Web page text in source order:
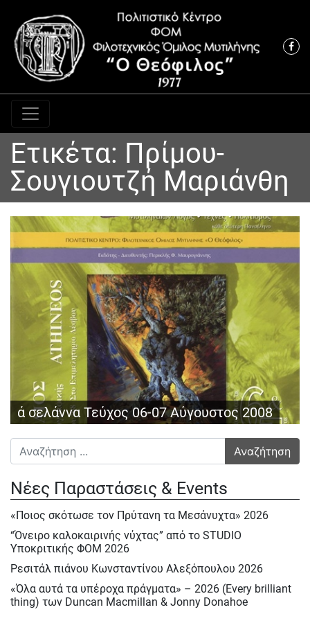
Κύρια πλοήγηση
Ετικέτα: Πρίμου-
Σουγιουτζή Μαριάνθη
ά σελάννα Τεύχος 06-07 Αύγουστος 2008
Αναζήτηση για:
Νέες Παραστάσεις & Events
«Ποιος σκότωσε τον Πρύτανη τα Μεσάνυχτα» 2026
“Όνειρο καλοκαιρινής νύχτας” από το STUDIO
Υποκριτικής ΦΟΜ 2026
Ρεσιτάλ πιάνου Κωνσταντίνου Αλεξόπουλου 2026
«Όλα αυτά τα υπέροχα πράγματα» – 2026 (Every brilliant
thing) των Duncan Macmillan & Jonny Donahoe